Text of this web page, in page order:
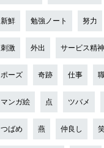
新鮮 勉強ノート 努力
刺激 外出 サービス精神
ポーズ 奇跡 仕事
マンガ絵 点 ツバメ
つばめ 燕 仲良し